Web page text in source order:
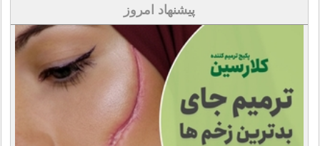
پیشنهاد امروز